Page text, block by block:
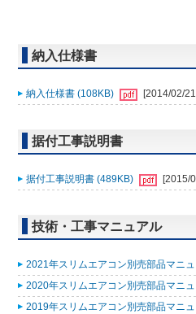
納入仕様書
納入仕様書 (108KB) [2014/02/
据付工事説明書
据付工事説明書 (489KB) [2015/
技術・工事マニュアル
2021年スリムエアコン別売部品マニ
2020年スリムエアコン別売部品マニ
2019年スリムエアコン別売部品マニ